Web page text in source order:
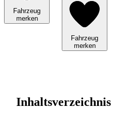
Fahrzeug
merken
Fahrzeug
merken
Inhaltsverzeichnis